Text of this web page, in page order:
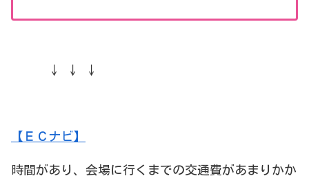
↓ ↓ ↓
【ＥＣナビ】
時間があり、会場に行くまでの交通費があまりかか